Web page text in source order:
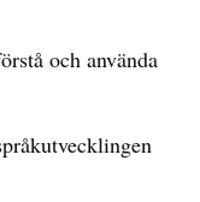
och använda